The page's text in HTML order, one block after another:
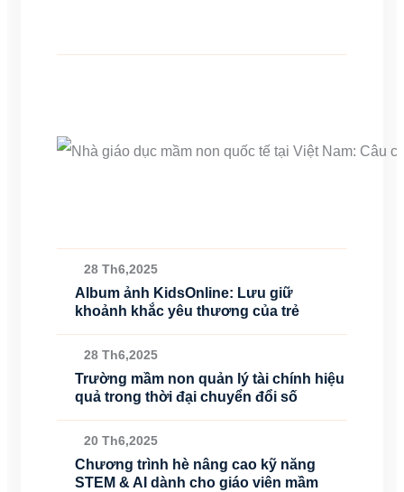
28 Th6,2025
Album ảnh KidsOnline: Lưu giữ
khoảnh khắc yêu thương của trẻ
28 Th6,2025
Trường mầm non quản lý tài chính hiệu
quả trong thời đại chuyển đổi số
20 Th6,2025
Chương trình hè nâng cao kỹ năng
STEM & AI dành cho giáo viên mầm